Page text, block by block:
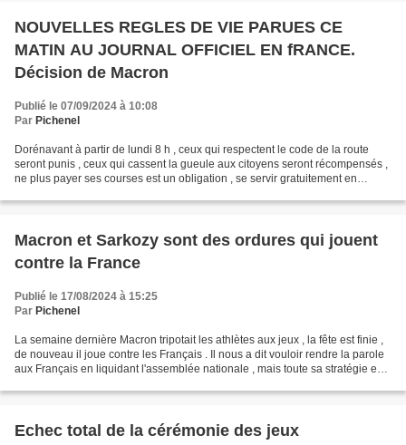
NOUVELLES REGLES DE VIE PARUES CE
MATIN AU JOURNAL OFFICIEL EN fRANCE.
Décision de Macron
Publié le 07/09/2024 à 10:08
Par Pichenel
Dorénavant à partir de lundi 8 h , ceux qui respectent le code de la route
seront punis , ceux qui cassent la gueule aux citoyens seront récompensés ,
ne plus payer ses courses est un obligation , se servir gratuitement en
Macron et Sarkozy sont des ordures qui jouent
contre la France
Publié le 17/08/2024 à 15:25
Par Pichenel
La semaine dernière Macron tripotait les athlètes aux jeux , la fête est finie ,
de nouveau il joue contre les Français . Il nous a dit vouloir rendre la parole
aux Français en liquidant l'assemblée nationale , mais toute sa stratégie est
Echec total de la cérémonie des jeux